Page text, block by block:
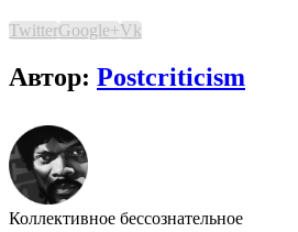
TwitterGoogle+Vk
Автор: Postcriticism
Коллективное бессознательное